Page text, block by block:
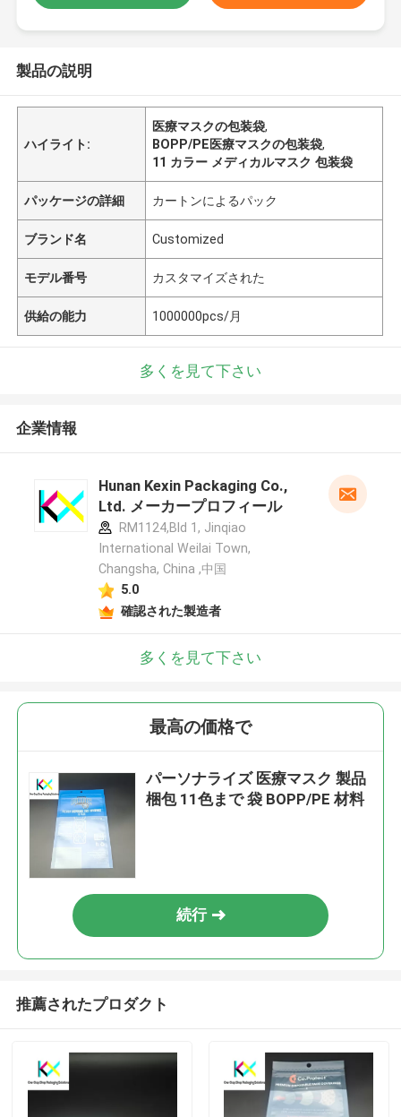
製品の説明
ハイライト:
医療マスクの包装袋,
BOPP/PE医療マスクの包装袋,
11 カラー メディカルマスク 包装袋
パッケージの詳細 カートンによるパック
ブランド名 Customized
モデル番号 カスタマイズされた
供給の能力 1000000pcs/月
多くを見て下さい
企業情報
Hunan Kexin Packaging Co.,
Ltd. メーカープロフィール
RM1124,Bld 1, Jinqiao
International Weilai Town,
Changsha, China ,中国
5.0
確認された製造者
多くを見て下さい
最高の価格で
パーソナライズ 医療マスク 製品
梱包 11色まで 袋 BOPP/PE 材料
続行
推薦されたプロダクト